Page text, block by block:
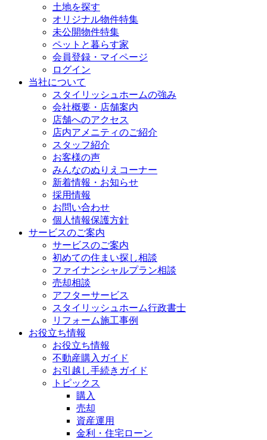
土地を探す
オリジナル物件特集
未公開物件特集
ペットと暮らす家
会員登録・マイページ
ログイン
当社について
スタイリッシュホームの強み
会社概要・店舗案内
店舗へのアクセス
店内アメニティのご紹介
スタッフ紹介
お客様の声
みんなのぬりえコーナー
新着情報・お知らせ
採用情報
お問い合わせ
個人情報保護方針
サービスのご案内
サービスのご案内
初めての住まい探し相談
ファイナンシャルプラン相談
売却相談
アフターサービス
スタイリッシュホーム行政書士
リフォーム施工事例
お役立ち情報
お役立ち情報
不動産購入ガイド
お引越し手続きガイド
トピックス
購入
売却
資産運用
金利・住宅ローン